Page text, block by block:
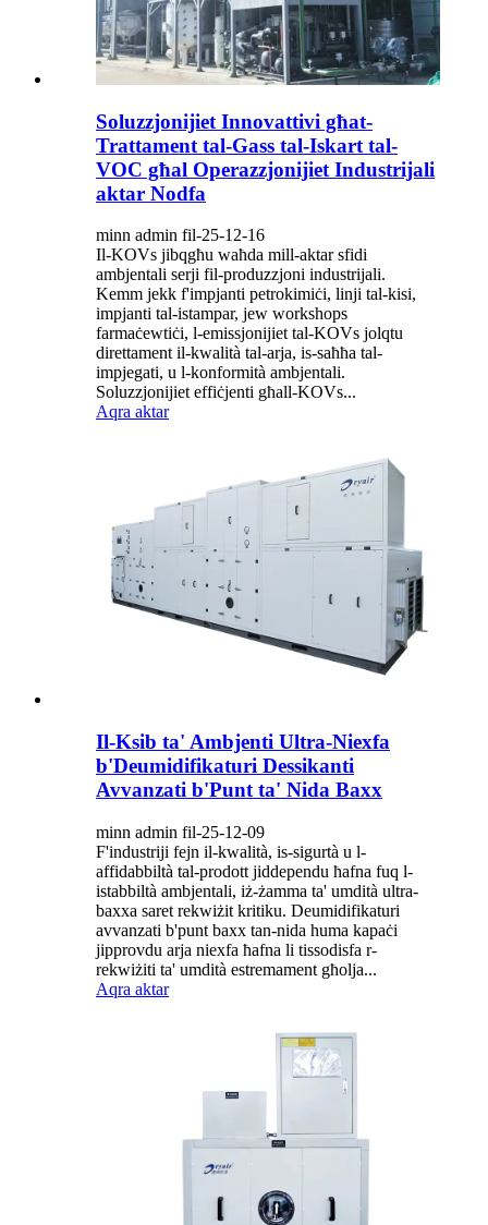
Soluzzjonijiet Innovattivi għat-
Trattament tal-Gass tal-Iskart tal-
VOC għal Operazzjonijiet Industrijali
aktar Nodfa
minn admin fil-25-12-16
Il-KOVs jibqgħu waħda mill-aktar sfidi
ambjentali serji fil-produzzjoni industrijali.
Kemm jekk f'impjanti petrokimiċi, linji tal-kisi,
impjanti tal-istampar, jew workshops
farmaċewtiċi, l-emissjonijiet tal-KOVs jolqtu
direttament il-kwalità tal-arja, is-saħħa tal-
impjegati, u l-konformità ambjentali.
Soluzzjonijiet effiċjenti għall-KOVs...
Aqra aktar
Il-Ksib ta' Ambjenti Ultra-Niexfa
b'Deumidifikaturi Dessikanti
Avvanzati b'Punt ta' Nida Baxx
minn admin fil-25-12-09
F'industriji fejn il-kwalità, is-sigurtà u l-
affidabbiltà tal-prodott jiddependu ħafna fuq l-
istabbiltà ambjentali, iż-żamma ta' umdità ultra-
baxxa saret rekwiżit kritiku. Deumidifikaturi
avvanzati b'punt baxx tan-nida huma kapaċi
jipprovdu arja niexfa ħafna li tissodisfa r-
rekwiżiti ta' umdità estremament għolja...
Aqra aktar